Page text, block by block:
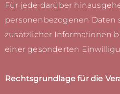
Für jede darüber
personenbezogenen Daten
zusätzlicher Informationen
einer gesonderten
Rechtsgrundlage für die